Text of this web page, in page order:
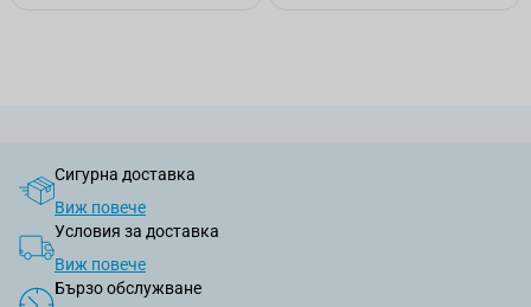
Сигурна доставка
Виж повече
Условия за доставка
Виж повече
Бързо обслужване